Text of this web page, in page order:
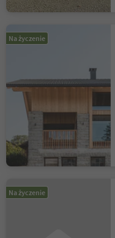
Na życzenie
Na życzenie